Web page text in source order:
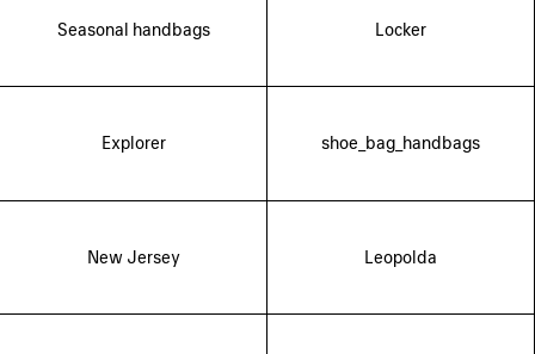
Seasonal handbags Locker
Explorer shoe_bag_handbags
New Jersey Leopolda